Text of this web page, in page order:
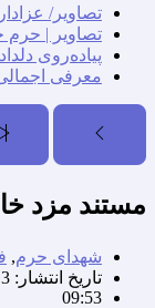
تصاویر/
تصاویر | حرم
پیاده‌روی
معرفی
مستند مزد
شهدای حرم,
تاریخ انتشار: 3 آبان 1404
09:53